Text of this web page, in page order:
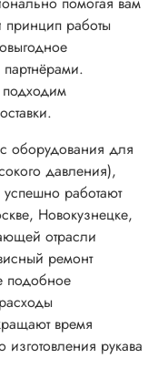
работы
оборудования для
давления),
работают
Новокузнецке,
отрасли
ремонт
подобное
время
изготовления рукава